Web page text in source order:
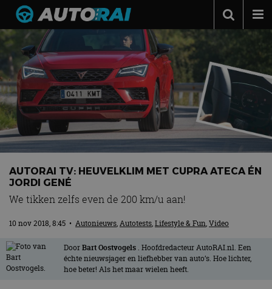
Autonieuws
Podcast
Autotests
Automerken
Adverteren
Contact
MotorRAI.nl
AUTORAI TV: HEUVELKLIM MET CUPRA ATECA ÉN
JORDI GENÉ
We tikken zelfs even de 200 km/u aan!
10 nov 2018, 8:45 • Autonieuws,Autotests,Lifestyle & Fun,Video
DoorBart Oostvogels . Hoofdredacteur AutoRAI.nl. Een
échte nieuwsjager en liefhebber van auto’s. Hoe lichter,
hoe beter! Als het maar wielen heeft.